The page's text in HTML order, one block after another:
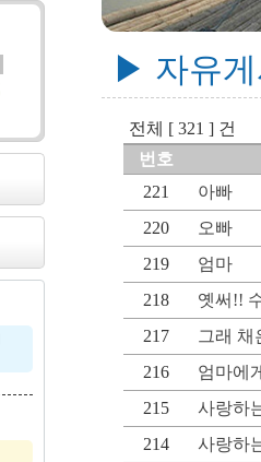
▶ 자유
전체 [ 321 ] 건
번호
221
아빠
220
오빠
219
엄마
218
옛써!!
217
그래 채
216
엄마에
215
사랑하
214
사랑하